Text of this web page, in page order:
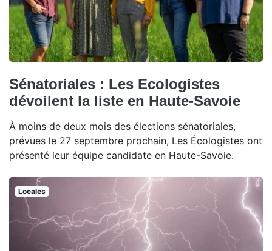
Sénatoriales : Les Ecologistes
dévoilent la liste en Haute-Savoie
À moins de deux mois des élections sénatoriales,
prévues le 27 septembre prochain, Les Écologistes ont
présenté leur équipe candidate en Haute-Savoie.
Locales